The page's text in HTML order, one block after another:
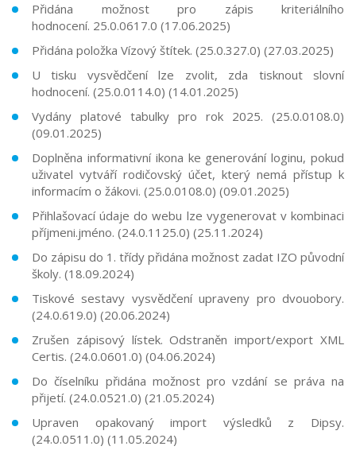
Přidána možnost pro zápis kriteriálního
hodnocení. 25.0.0617.0 (17.06.2025)
Přidána položka Vízový štítek. (25.0.327.0) (27.03.2025)
U tisku vysvědčení lze zvolit, zda tisknout slovní
hodnocení. (25.0.0114.0) (14.01.2025)
Vydány platové tabulky pro rok 2025. (25.0.0108.0)
(09.01.2025)
Doplněna informativní ikona ke generování loginu, pokud
uživatel vytváří rodičovský účet, který nemá přístup k
informacím o žákovi. (25.0.0108.0) (09.01.2025)
Přihlašovací údaje do webu lze vygenerovat v kombinaci
příjmeni.jméno. (24.0.1125.0) (25.11.2024)
Do zápisu do 1. třídy přidána možnost zadat IZO původní
školy. (18.09.2024)
Tiskové sestavy vysvědčení upraveny pro dvouobory.
(24.0.619.0) (20.06.2024)
Zrušen zápisový lístek. Odstraněn import/export XML
Certis. (24.0.0601.0) (04.06.2024)
Do číselníku přidána možnost pro vzdání se práva na
přijetí. (24.0.0521.0) (21.05.2024)
Upraven opakovaný import výsledků z Dipsy.
(24.0.0511.0) (11.05.2024)